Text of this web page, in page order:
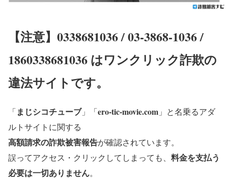
【注意】0338681036 / 03-3868-1036 /
1860338681036 はワンクリック詐欺の
違法サイトです。
「まじシコチューブ」「ero-tic-movie.com 」と名乗るアダ
ルトサイトに関する
高額請求の詐欺被害報告が確認されています。
誤ってアクセス・クリックしてしまっても、 料金を支払う
必要は一切ありません。